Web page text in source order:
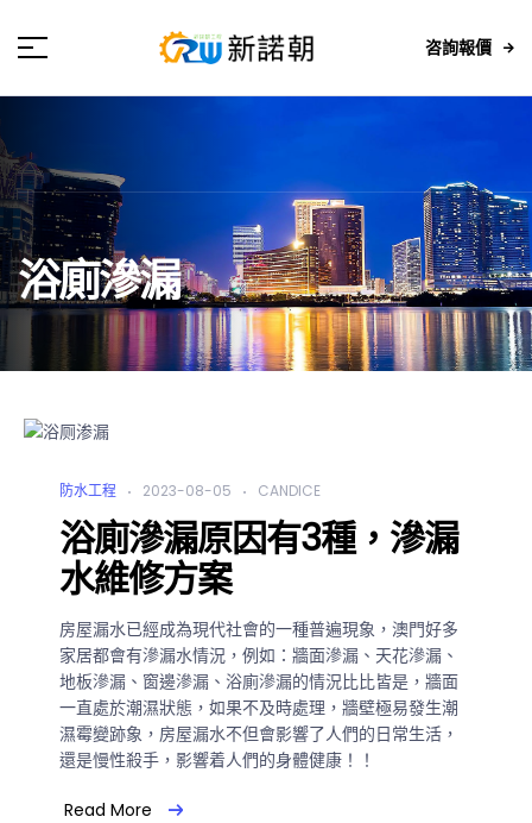
咨詢報價
浴廁滲漏
防水工程 2023-08-05 CANDICE
浴廁滲漏原因有3種，滲漏
水維修方案
房屋漏水已經成為現代社會的一種普遍現象，澳門好多
家居都會有滲漏水情況，例如：牆面滲漏、天花滲漏、
地板滲漏、窗邊滲漏、浴廁滲漏的情況比比皆是，牆面
一直處於潮濕狀態，如果不及時處理，牆壁極易發生潮
濕霉變跡象，房屋漏水不但會影響了人們的日常生活，
還是慢性殺手，影響着人們的身體健康！！
Read More